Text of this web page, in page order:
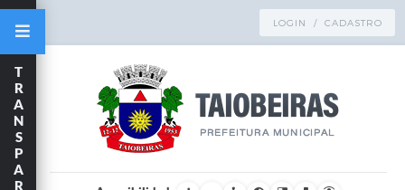
LOGIN / CADASTRO
T
R
A
N
S
P
A
R